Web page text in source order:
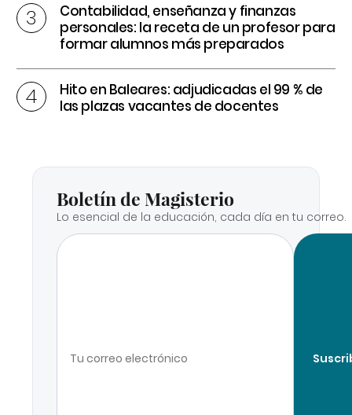
Contabilidad, enseñanza y finanzas
personales: la receta de un profesor para
formar alumnos más preparados
Hito en Baleares: adjudicadas el 99 % de
las plazas vacantes de docentes
Boletín de Magisterio
Lo esencial de la educación, cada día en tu correo.